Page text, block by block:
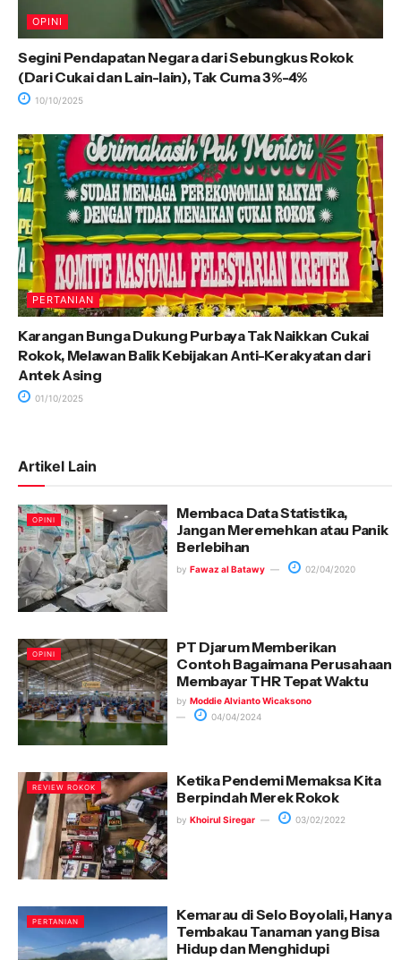
OPINI
Segini Pendapatan Negara dari Sebungkus Rokok
(Dari Cukai dan Lain-lain), Tak Cuma 3%-4%
10/10/2025
PERTANIAN
Karangan Bunga Dukung Purbaya Tak Naikkan Cukai
Rokok, Melawan Balik Kebijakan Anti-Kerakyatan dari
Antek Asing
01/10/2025
Artikel Lain
OPINI
Membaca Data Statistika,
Jangan Meremehkan atau Panik
Berlebihan
by Fawaz al Batawy 02/04/2020
OPINI
PT Djarum Memberikan
Contoh Bagaimana Perusahaan
Membayar THR Tepat Waktu
by Moddie Alvianto Wicaksono
04/04/2024
REVIEW ROKOK
Ketika Pendemi Memaksa Kita
Berpindah Merek Rokok
by Khoirul Siregar 03/02/2022
PERTANIAN
Kemarau di Selo Boyolali, Hanya
Tembakau Tanaman yang Bisa
Hidup dan Menghidupi